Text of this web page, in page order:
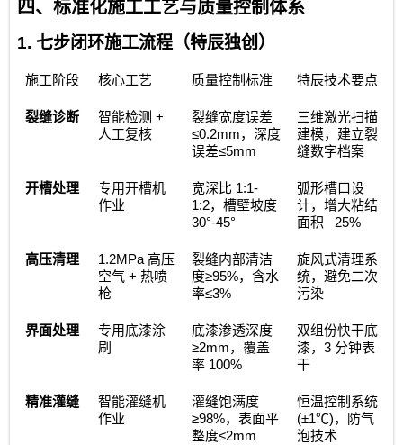
四、标准化施工工艺与质量控制体系
1. 七步闭环施工流程（特辰独创）
施工阶段 核心工艺 质量控制标准 特辰技术要点
裂缝诊断 智能检测 +
人工复核
裂缝宽度误差
≤0.2mm，深度
误差≤5mm
三维激光扫描
建模，建立裂
缝数字档案
开槽处理
专用开槽机
作业
宽深比 1:1-
1:2，槽壁坡度
30°-45°
弧形槽口设
计，增大粘结
面积 25%
高压清理 1.2MPa高压
空气+ 热喷
枪
裂缝内部清洁
度≥95%，含水
率≤3%
旋风式清理系
统，避免二次
污染
界面处理
专用底漆涂
刷
底漆渗透深度
≥2mm，覆盖
率100%
双组份快干底
漆， 3 分钟表
干
精准灌缝
智能灌缝机
作业
灌缝饱满度
≥98%，表面平
整度≤2mm
恒温控制系统
(±1℃)，防气
泡技术